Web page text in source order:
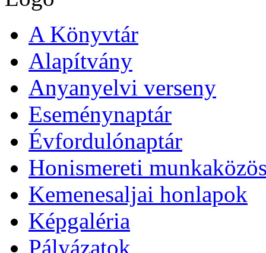
A Könyvtár
Alapítvány
Anyanyelvi verseny
Eseménynaptár
Évfordulónaptár
Honismereti
Kemenesaljai honlapok
Képgaléria
Pályázatok